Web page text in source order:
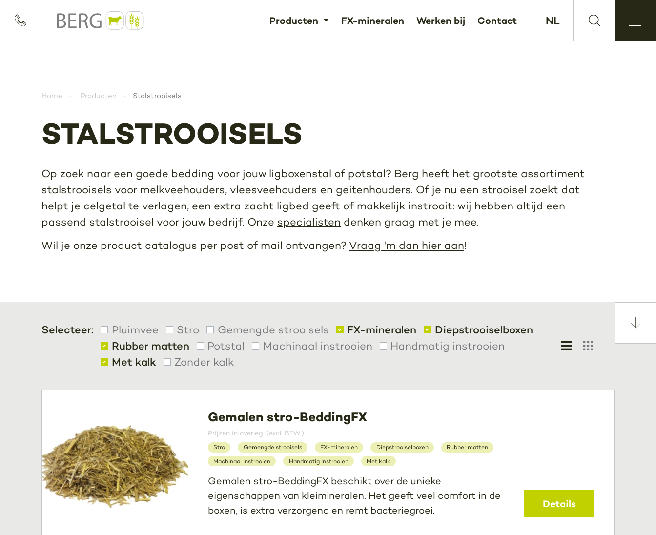
Producten FX-mineralen Werken bij Contact NL
Home Producten Stalstrooisels
STALSTROOISELS
Op zoek naar een goede bedding voor jouw ligboxenstal of potstal? Berg heeft het grootste assortiment
stalstrooisels voor melkveehouders, vleesveehouders en geitenhouders. Of je nu een strooisel zoekt dat
helpt je celgetal te verlagen, een extra zacht ligbed geeft of makkelijk instrooit: wij hebben altijd een
passend stalstrooisel voor jouw bedrijf. Onze specialisten denken graag met je mee.
Wil je onze product catalogus per post of mail ontvangen? Vraag 'm dan hier aan!
Selecteer: Pluimvee Stro Gemengde strooisels FX-mineralen
Diepstrooiselboxen
Rubber matten
Potstal Machinaal instrooien
Handmatig instrooien
Met kalk
Zonder kalk
Gemalen stro-BeddingFX
Prijzen in overleg. (excl. BTW.)
Stro Gemengde strooisels FX-mineralen Diepstrooiselboxen
Rubber matten
Machinaal instrooien
Handmatig instrooien Met kalk
Gemalen stro-BeddingFX beschikt over de unieke
eigenschappen van kleimineralen. Het geeft veel comfort in de
boxen, is extra verzorgend en remt bacteriegroei.
Details